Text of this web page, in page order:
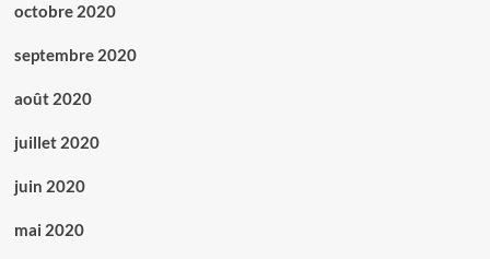
octobre 2020
septembre 2020
août 2020
juillet 2020
juin 2020
mai 2020